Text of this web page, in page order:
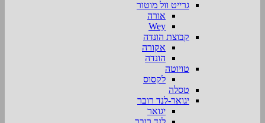
גרייט וול מוטור
אורה
Wey
קבוצת הונדה
אקורה
הונדה
טויוטה
לקסוס
טסלה
יגואר-לנד רובר
יגואר